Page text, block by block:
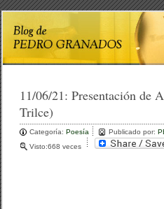
11/06/21:Presentación de
Trilce)
Categoría:Poesía Publicado por:
Visto:668 veces